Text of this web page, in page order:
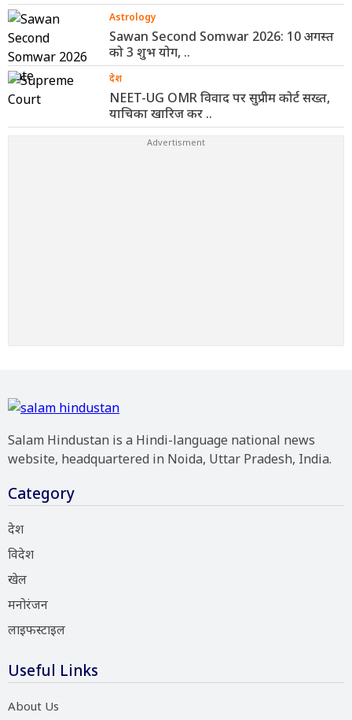
Astrology
Sawan Second Somwar 2026: 10 अगस्त
को 3 शुभ योग, ..
देश
NEET-UG OMR विवाद पर सुप्रीम कोर्ट सख्त,
याचिका खारिज कर ..
Salam Hindustan is a Hindi-language national news
website, headquartered in Noida, Uttar Pradesh, India.
Category
देश
विदेश
खेल
मनोरंजन
लाइफस्टाइल
Useful Links
About Us